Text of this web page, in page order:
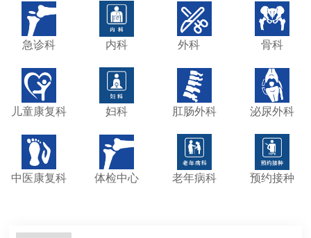
急诊科 内科 外科 骨科
儿童康复科 妇科 肛肠外科 泌尿外科
中医康复科 体检中心 老年病科 预约接种